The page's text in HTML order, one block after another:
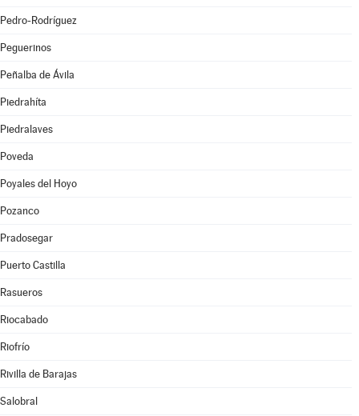
Pedro-Rodríguez
Peguerinos
Peñalba de Ávila
Piedrahíta
Piedralaves
Poveda
Poyales del Hoyo
Pozanco
Pradosegar
Puerto Castilla
Rasueros
Riocabado
Riofrío
Rivilla de Barajas
Salobral